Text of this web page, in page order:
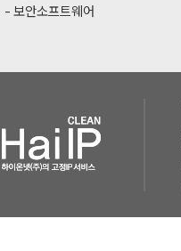
보안소프트웨어